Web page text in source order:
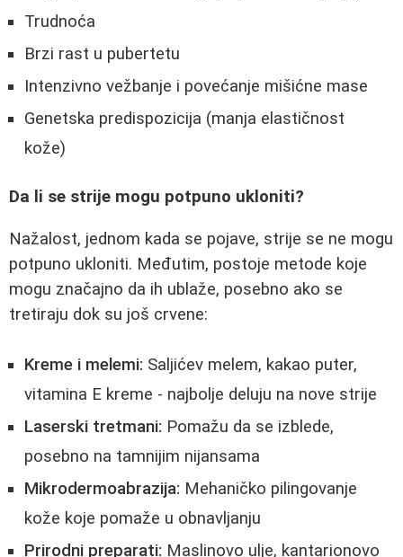
Trudnoća
Brzi rast u pubertetu
Intenzivno vežbanje i povećanje mišićne mase
Genetska predispozicija (manja elastičnost
kože)
Da li se strije mogu potpuno ukloniti?
Nažalost, jednom kada se pojave, strije se ne mogu
potpuno ukloniti. Međutim, postoje metode koje
mogu značajno da ih ublaže, posebno ako se
tretiraju dok su još crvene:
Kreme i melemi: Saljićev melem, kakao puter,
vitamina E kreme - najbolje deluju na nove strije
Laserski tretmani: Pomažu da se izblede,
posebno na tamnijim nijansama
Mikrodermoabrazija: Mehaničko pilingovanje
kože koje pomaže u obnavljanju
Prirodni preparati: Maslinovo ulje, kantarionovo